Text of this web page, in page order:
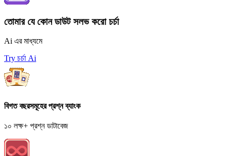
তোমার যে কোন ডাউট সলভ করো চর্চা
Ai এর মাধ্যমে
Try চর্চা Ai
বিগত বছরসমূহের প্রশ্ন ব্যাংক
১০ লক্ষ+ প্রশ্ন ডাটাবেজ